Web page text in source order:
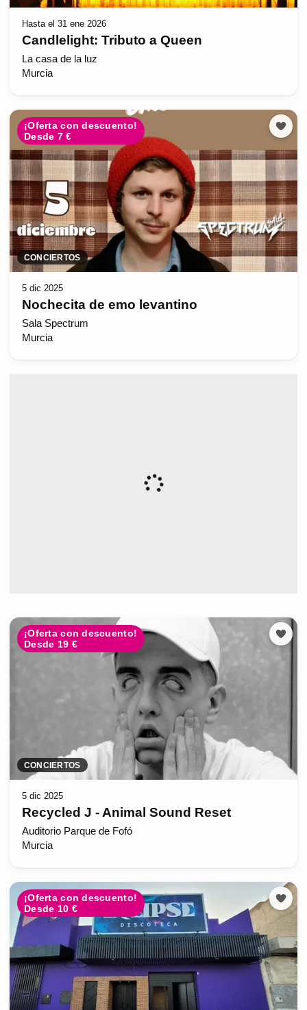
Hasta el 31 ene 2026
Candlelight: Tributo a Queen
La casa de la luz
Murcia
¡Oferta con descuento!
Desde 7 €
CONCIERTOS
5 dic 2025
Nochecita de emo levantino
Sala Spectrum
Murcia
¡Oferta con descuento!
Desde 19 €
CONCIERTOS
5 dic 2025
Recycled J - Animal Sound Reset
Auditorio Parque de Fofó
Murcia
¡Oferta con descuento!
Desde 10 €